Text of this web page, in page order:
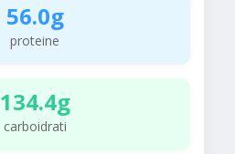
56.0g
proteine
134.4g
carboidrati